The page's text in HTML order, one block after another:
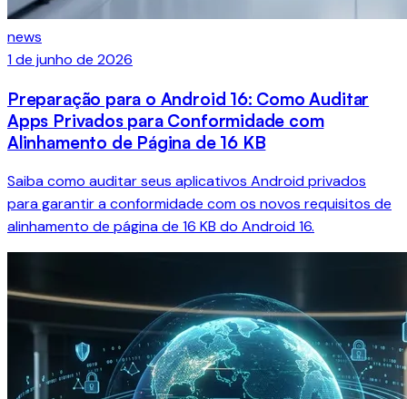
news
1 de junho de 2026
Preparação para o Android 16: Como Auditar
Apps Privados para Conformidade com
Alinhamento de Página de 16 KB
Saiba como auditar seus aplicativos Android privados
para garantir a conformidade com os novos requisitos de
alinhamento de página de 16 KB do Android 16.